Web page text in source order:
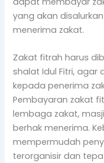
yang akan
menerima zakat.
Zakat fitrah harus
shalat Idul Fitri,
kepada penerima
Pembayaran zakat
lembaga zakat,
berhak menerima.
mempermudah
terorganisir dan